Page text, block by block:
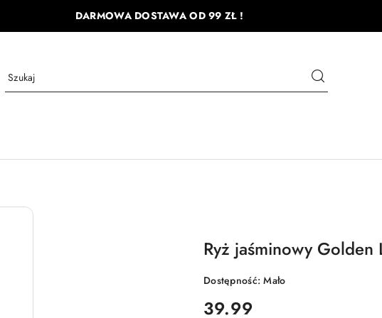
DARMOWA DOSTAWA OD 99 ZŁ !
Ryż jaśminowy
Dostępność:Mało
cena:
39.99